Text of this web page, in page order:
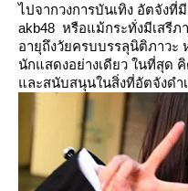
ไปจากวงการบันเทิง อัตจังที่
akb48 หรือแม้กระทั่งมีเสรีภ
อายุถึงวัยครบบรรลุนิติภาวะ
นักแสดงอย่างเดียว ในที่สุด
ละสนับสนุนในสิ่งที่อัตจังดำ